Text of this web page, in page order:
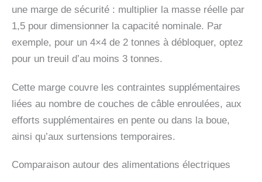
une marge de sécurité : multiplier la masse réelle par
1,5 pour dimensionner la capacité nominale. Par
exemple, pour un 4×4 de 2 tonnes à débloquer, optez
pour un treuil d’au moins 3 tonnes.
Cette marge couvre les contraintes supplémentaires
liées au nombre de couches de câble enroulées, aux
efforts supplémentaires en pente ou dans la boue,
ainsi qu’aux surtensions temporaires.
Comparaison autour des alimentations électriques